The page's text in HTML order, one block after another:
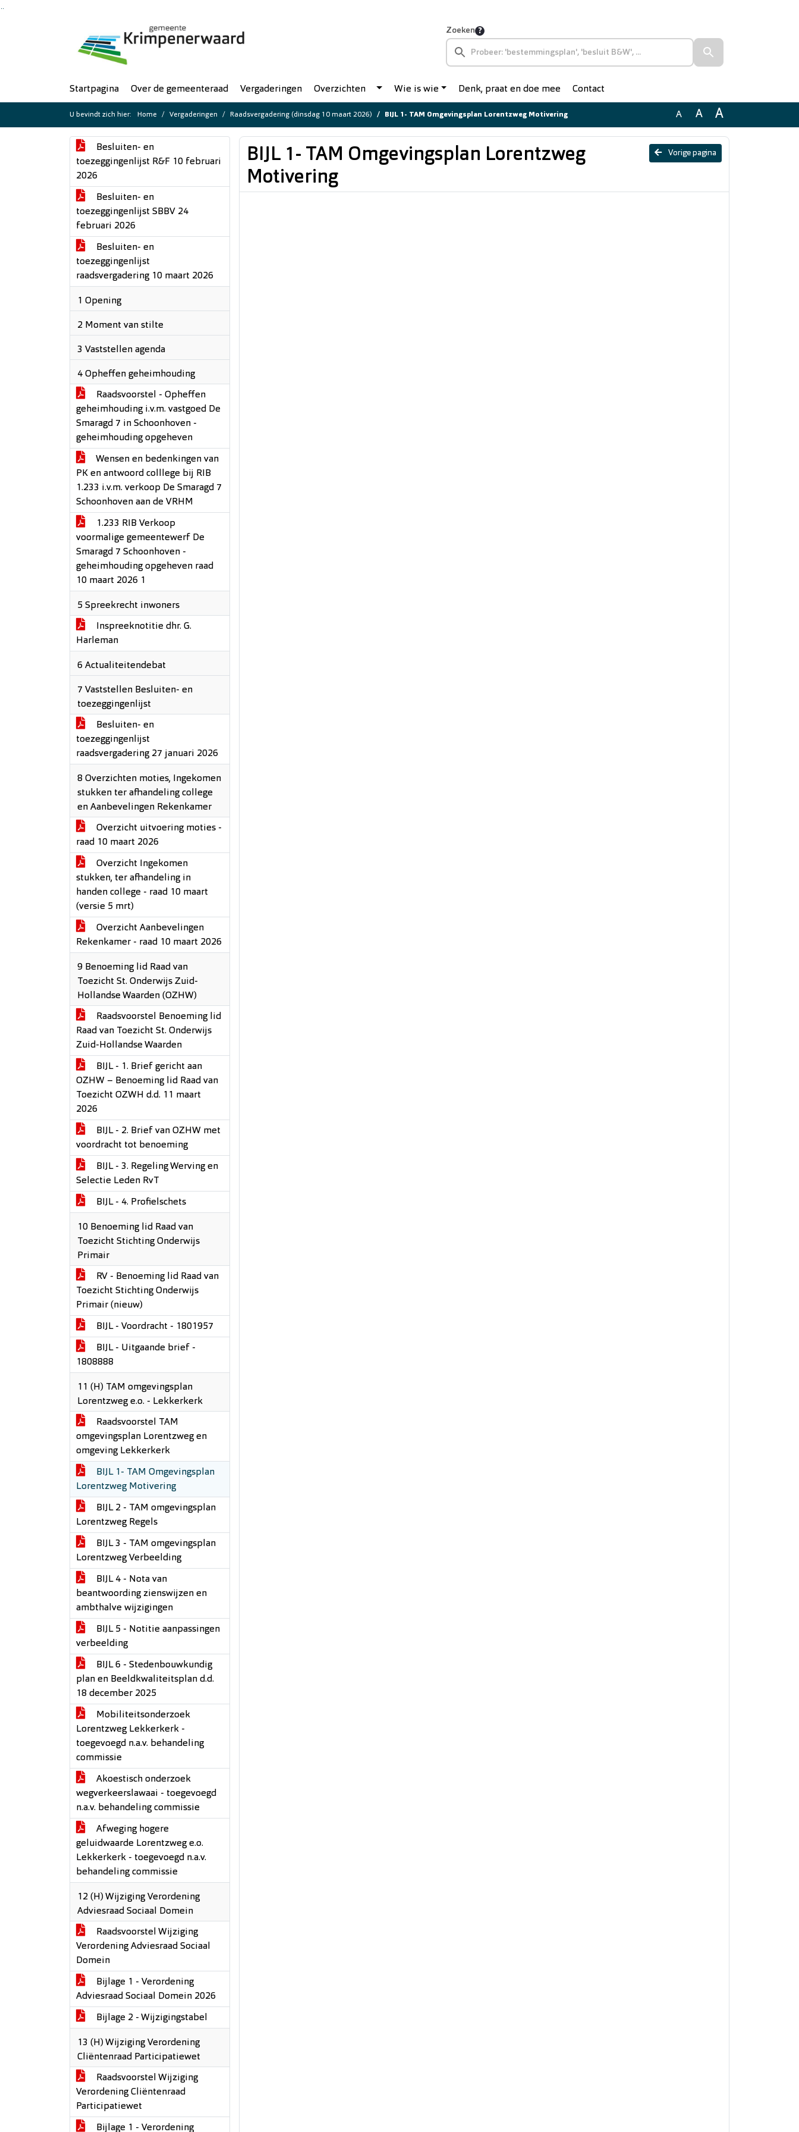
Zoeken
Startpagina Over de gemeenteraad Vergaderingen Overzichten Wie is wie Denk, praat en doe mee Contact
U bevindt zich hier: Home Vergaderingen Raadsvergadering (dinsdag 10 maart 2026) BIJL 1- TAM Omgevingsplan Lorentzweg Motivering A A A
Besluiten- en
toezeggingenlijst R&F 10 februari
2026
Besluiten- en
toezeggingenlijst SBBV 24
februari 2026
Besluiten- en
toezeggingenlijst
raadsvergadering 10 maart 2026
1 Opening
2 Moment van stilte
3 Vaststellen agenda
4 Opheffen geheimhouding
Raadsvoorstel - Opheffen
geheimhouding i.v.m. vastgoed De
Smaragd 7 in Schoonhoven -
geheimhouding opgeheven
Wensen en bedenkingen van
PK en antwoord colllege bij RIB
1.233 i.v.m. verkoop De Smaragd 7
Schoonhoven aan de VRHM
1.233 RIB Verkoop
voormalige gemeentewerf De
Smaragd 7 Schoonhoven -
geheimhouding opgeheven raad
10 maart 2026 1
5 Spreekrecht inwoners
Inspreeknotitie dhr. G.
Harleman
6 Actualiteitendebat
7 Vaststellen Besluiten- en
toezeggingenlijst
Besluiten- en
toezeggingenlijst
raadsvergadering 27 januari 2026
8 Overzichten moties, Ingekomen
stukken ter afhandeling college
en Aanbevelingen Rekenkamer
Overzicht uitvoering moties -
raad 10 maart 2026
Overzicht Ingekomen
stukken, ter afhandeling in
handen college - raad 10 maart
(versie 5 mrt)
Overzicht Aanbevelingen
Rekenkamer - raad 10 maart 2026
9 Benoeming lid Raad van
Toezicht St. Onderwijs Zuid-
Hollandse Waarden (OZHW)
Raadsvoorstel Benoeming lid
Raad van Toezicht St. Onderwijs
Zuid-Hollandse Waarden
BIJL - 1. Brief gericht aan
OZHW – Benoeming lid Raad van
Toezicht OZWH d.d. 11 maart
2026
BIJL - 2. Brief van OZHW met
voordracht tot benoeming
BIJL - 3. Regeling Werving en
Selectie Leden RvT
BIJL - 4. Profielschets
10 Benoeming lid Raad van
Toezicht Stichting Onderwijs
Primair
RV - Benoeming lid Raad van
Toezicht Stichting Onderwijs
Primair (nieuw)
BIJL - Voordracht - 1801957
BIJL - Uitgaande brief -
1808888
11 (H) TAM omgevingsplan
Lorentzweg e.o. - Lekkerkerk
Raadsvoorstel TAM
omgevingsplan Lorentzweg en
omgeving Lekkerkerk
BIJL 1- TAM Omgevingsplan
Lorentzweg Motivering
BIJL 2 - TAM omgevingsplan
Lorentzweg Regels
BIJL 3 - TAM omgevingsplan
Lorentzweg Verbeelding
BIJL 4 - Nota van
beantwoording zienswijzen en
ambthalve wijzigingen
BIJL 5 - Notitie aanpassingen
verbeelding
BIJL 6 - Stedenbouwkundig
plan en Beeldkwaliteitsplan d.d.
18 december 2025
Mobiliteitsonderzoek
Lorentzweg Lekkerkerk -
toegevoegd n.a.v. behandeling
commissie
Akoestisch onderzoek
wegverkeerslawaai - toegevoegd
n.a.v. behandeling commissie
Afweging hogere
geluidwaarde Lorentzweg e.o.
Lekkerkerk - toegevoegd n.a.v.
behandeling commissie
12 (H) Wijziging Verordening
Adviesraad Sociaal Domein
Raadsvoorstel Wijziging
Verordening Adviesraad Sociaal
Domein
Bijlage 1 - Verordening
Adviesraad Sociaal Domein 2026
Bijlage 2 - Wijzigingstabel
13 (H) Wijziging Verordening
Cliëntenraad Participatiewet
Raadsvoorstel Wijziging
Verordening Cliëntenraad
Participatiewet
Bijlage 1 - Verordening
Vorige pagina
BIJL 1- TAM Omgevingsplan Lorentzweg
Motivering